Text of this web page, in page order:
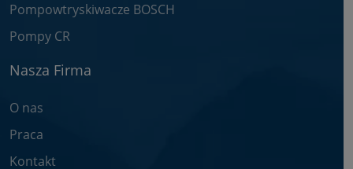
Pompowtryskiwacze BOSCH
Pompy CR
Nasza Firma
O nas
Praca
Kontakt